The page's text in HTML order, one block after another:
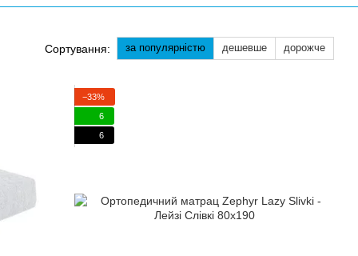
Сортування: за популярністю дешевше дорожче
−33%
6
6